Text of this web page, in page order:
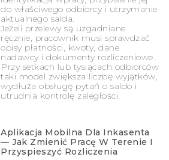
do właściwego odbiorcy i utrzymanie
aktualnego salda.
Jeżeli przelewy są uzgadniane
ręcznie, pracownik musi sprawdzać
opisy płatności, kwoty, dane
nadawcy i dokumenty rozliczeniowe.
Przy setkach lub tysiącach odbiorców
taki model zwiększa liczbę wyjątków,
wydłuża obsługę pytań o saldo i
utrudnia kontrolę zaległości.
Aplikacja Mobilna Dla Inkasenta
— Jak Zmienić Pracę W Terenie I
Przyspieszyć Rozliczenia